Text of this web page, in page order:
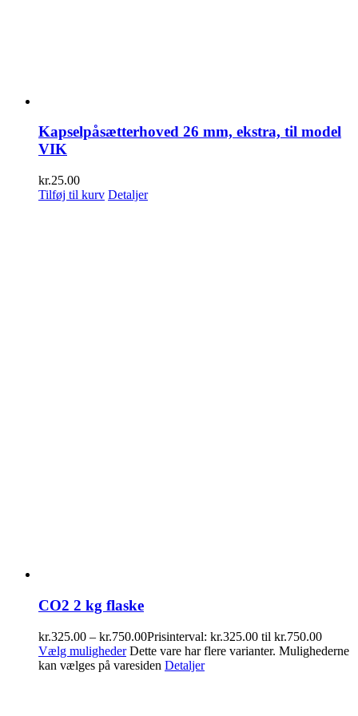
Kapselpåsætterhoved 26 mm, ekstra, til model
VIK
kr.25.00
Tilføj til kurv Detaljer
CO2 2 kg flaske
kr.325.00 – kr.750.00Prisinterval: kr.325.00 til kr.750.00
Vælg muligheder Dette vare har flere varianter. Mulighederne
kan vælges på varesiden Detaljer